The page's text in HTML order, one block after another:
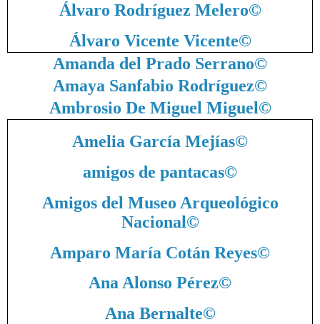
Álvaro Rodríguez Melero©
Álvaro Vicente Vicente©
Amanda del Prado Serrano©
Amaya Sanfabio Rodríguez©
Ambrosio De Miguel Miguel©
Amelia García Mejías©
amigos de pantacas©
Amigos del Museo Arqueológico
Nacional©
Amparo María Cotán Reyes©
Ana Alonso Pérez©
Ana Bernalte©